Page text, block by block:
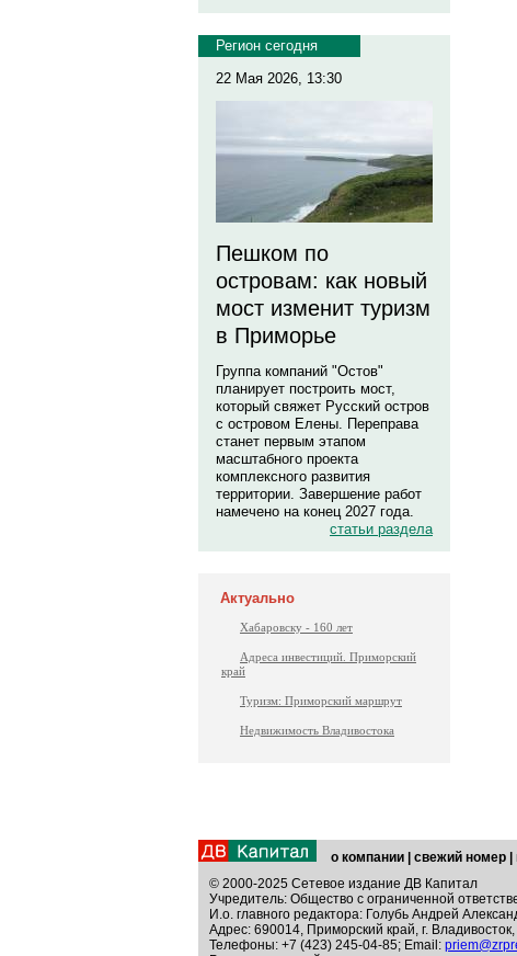
Регион сегодня
22 Мая 2026, 13:30
Пешком по
островам: как новый
мост изменит туризм
в Приморье
Группа компаний "Остов"
планирует построить мост,
который свяжет Русский остров
с островом Елены. Переправа
станет первым этапом
масштабного проекта
комплексного развития
территории. Завершение работ
намечено на конец 2027 года.
статьи раздела
Актуально
Хабаровску - 160 лет
Адреса инвестиций. Приморский
край
Туризм: Приморский маршрут
Недвижимость Владивостока
о компании свежий номер
© 2000-2025 Сетевое издание ДВ Капитал
Учредитель: Общество с ограниченной
И.о. главного редактора: Голубь Андрей
Адрес: 690014, Приморский край, г.
Телефоны: +7 (423) 245-04-85; Email: